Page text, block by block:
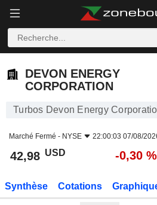
DEVON ENERGY
CORPORATION
Turbos Devon Energy
Marché Fermé - NYSE 22:00:03 07/08/
42,98 USD -0,30 %
Synthèse Cotations